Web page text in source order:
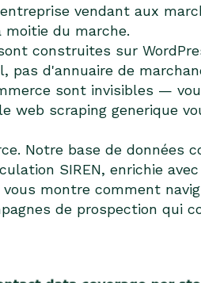
vendant aux
moitie du marche.
construites sur
pas d'annuaire de
sont invisibles —
scraping generique
Notre base de données
SIREN, enrichie
montre comment
de prospection qui